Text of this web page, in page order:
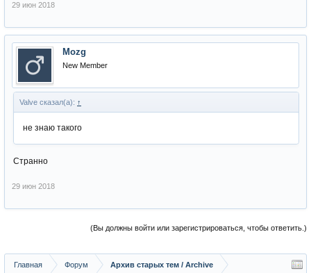
29 июн 2018
Mozg
New Member
Valve сказал(а): ↑
не знаю такого
Странно
29 июн 2018
(Вы должны войти или зарегистрироваться, чтобы ответить.)
Главная Форум Архив старых тем / Archive